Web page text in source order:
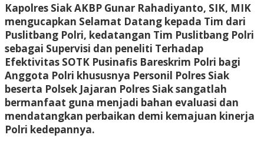
Kapolres Siak AKBP Gunar Rahadiyanto, SIK, MIK
mengucapkan Selamat Datang kepada Tim dari
Puslitbang Polri, kedatangan Tim Puslitbang Polri
sebagai Supervisi dan peneliti Terhadap
Efektivitas SOTK Pusinafis Bareskrim Polri bagi
Anggota Polri khususnya Personil Polres Siak
beserta Polsek Jajaran Polres Siak sangatlah
bermanfaat guna menjadi bahan evaluasi dan
mendatangkan perbaikan demi kemajuan kinerja
Polri kedepannya.